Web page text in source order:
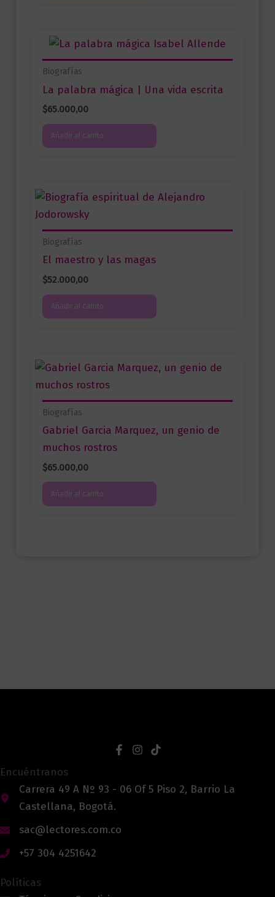
Biografías
La palabra mágica | Una vida escrita
$65.000,00
Añadir al carrito
Biografías
El maestro y las magas
$52.000,00
Añadir al carrito
Biografías
Gabriel Garcia Marquez, un genio de
muchos rostros
$65.000,00
Añadir al carrito
Encuéntranos
Carrera 49 A Nº 93 - 06 Of 5 Piso 2, Barrio La
Castellana, Bogotá.
sac@lectores.com.co
+57 304 4251642
Políticas